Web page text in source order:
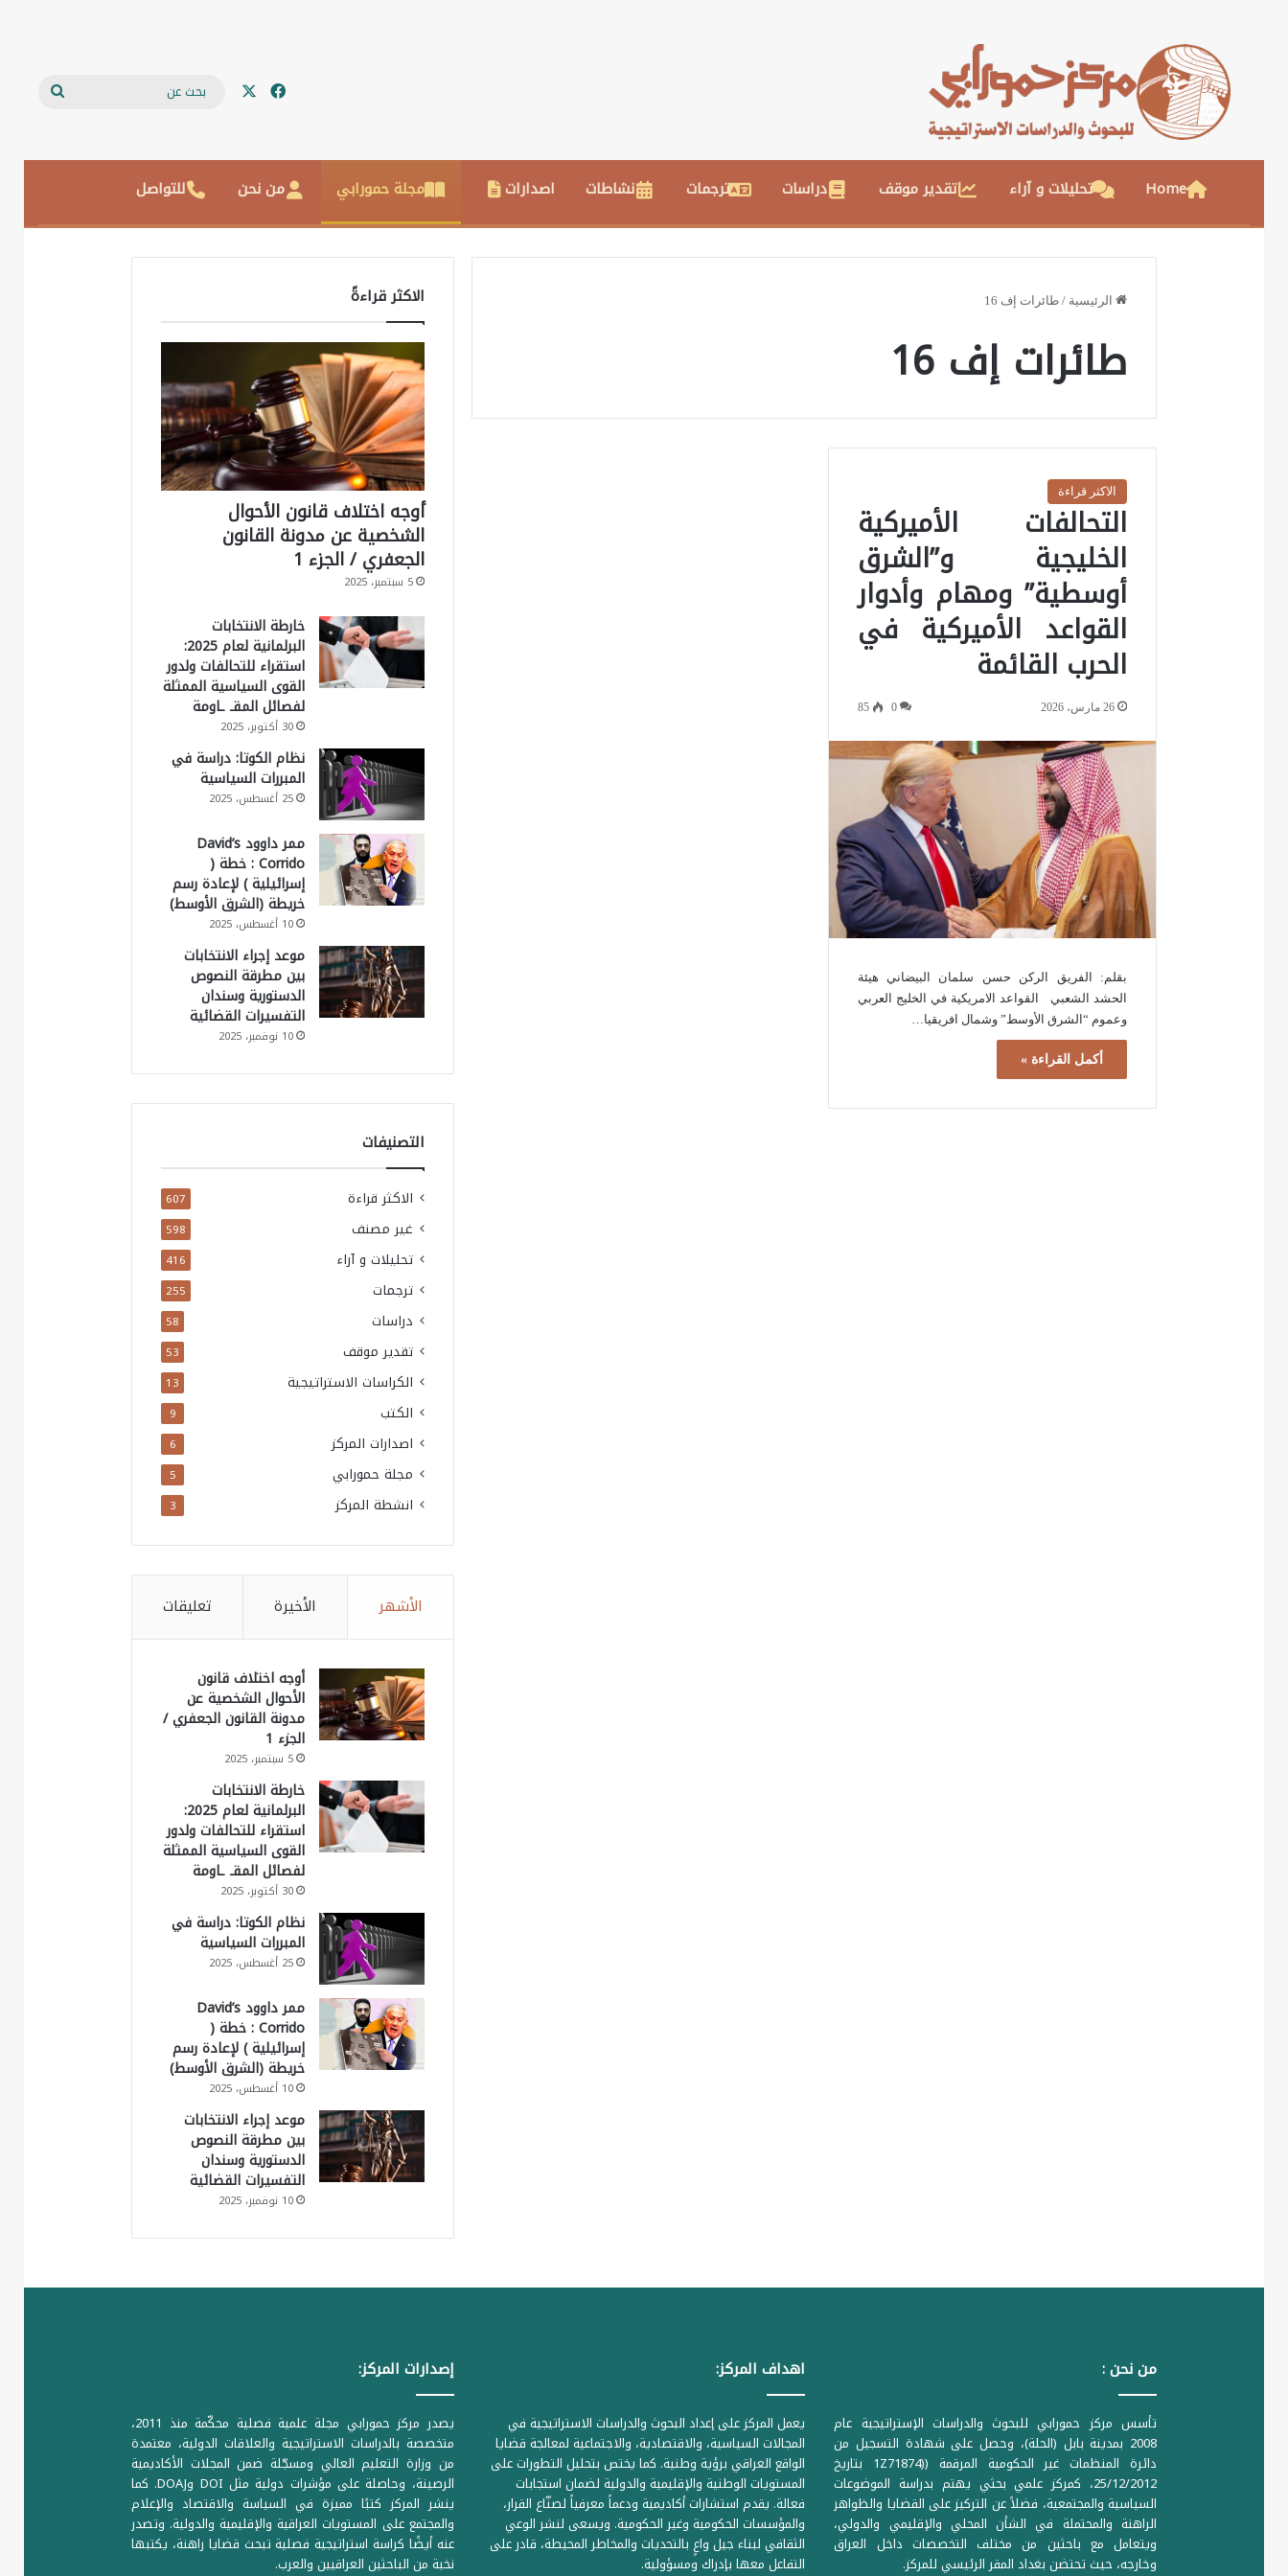
فيسبوك
Home تحليلات و آراء تقدير موقف دراسات ترجمات نشاطات اصدارات مجلة حمورابي من نحن للتواصل
الرئيسية / طائرات إف 16
طائرات إف 16
الاكثر قراءة
التحالفات الأميركية
الخليجية و”الشرق
أوسطية” ومهام وأدوار
القواعد الأميركية في
الحرب القائمة
26 مارس، 2026 0
85
بقلم: الفريق الركن حسن سلمان البيضاني هيئة
الحشد الشعبي القواعد الامريكية في الخليج العربي
وعموم “الشرق الأوسط” وشمال افريقيا…
أكمل القراءة »
الاكثر قراءةً
أوجه اختلاف قانون الأحوال
الشخصية عن مدونة القانون
الجعفري / الجزء 1
5 سبتمبر، 2025
خارطة الانتخابات
البرلمانية لعام 2025:
استقراء للتحالفات ولدور
القوى السياسية الممثلة
لفصائل المقـ ـاومة
30 أكتوبر، 2025
نظام الكوتا: دراسة في
المبررات السياسية
25 أغسطس، 2025
ممر داوود David’s
Corrido : خطة (
إسرائيلية ) لإعادة رسم
خريطة (الشرق الأوسط)
10 أغسطس، 2025
موعد إجراء الانتخابات
بين مطرقة النصوص
الدستورية وسندان
التفسيرات القضائية
10 نوفمبر، 2025
التصنيفات
الاكثر قراءة 607
غير مصنف 598
تحليلات و آراء 416
ترجمات 255
دراسات 58
تقدير موقف 53
الكراسات الاستراتيجية 13
الكتب 9
اصدارات المركز 6
مجلة حمورابي 5
انشطة المركز 3
الأشهر الأخيرة تعليقات
أوجه اختلاف قانون
الأحوال الشخصية عن
مدونة القانون الجعفري /
الجزء 1
5 سبتمبر، 2025
خارطة الانتخابات
البرلمانية لعام 2025:
استقراء للتحالفات ولدور
القوى السياسية الممثلة
لفصائل المقـ ـاومة
30 أكتوبر، 2025
نظام الكوتا: دراسة في
المبررات السياسية
25 أغسطس، 2025
ممر داوود David’s
Corrido : خطة (
إسرائيلية ) لإعادة رسم
خريطة (الشرق الأوسط)
10 أغسطس، 2025
موعد إجراء الانتخابات
بين مطرقة النصوص
الدستورية وسندان
التفسيرات القضائية
10 نوفمبر، 2025
من نحن :
تأسس مركز حمورابي للبحوث والدراسات الإستراتيجية عام
2008 بمدينة بابل (الحلة)، وحصل على شهادة التسجيل من
دائرة المنظمات غير الحكومية المرقمة ((1Z71874 بتاريخ
25/12/2012، كمركز علمي بحثي يهتم بدراسة الموضوعات
السياسية والمجتمعية، فضلاً عن التركيز على القضايا والظواهر
الراهنة والمحتملة في الشأن المحلي والإقليمي والدولي،
ويتعامل مع باحثين من مختلف التخصصات داخل العراق
وخارجه، حيث تحتضن بغداد المقر الرئيسي للمركز.
اهداف المركز:
يعمل المركز على إعداد البحوث والدراسات الاستراتيجية في
المجالات السياسية، والاقتصادية، والاجتماعية لمعالجة قضايا
الواقع العراقي برؤية وطنية. كما يختص بتحليل التطورات على
المستويات الوطنية والإقليمية والدولية لضمان استجابات
فعالة. يقدم استشارات أكاديمية ودعماً معرفياً لصنّاع القرار،
والمؤسسات الحكومية وغير الحكومية. ويسعى لنشر الوعي
الثقافي لبناء جيل واعٍ بالتحديات والمخاطر المحيطة، قادر على
التفاعل معها بإدراك ومسؤولية.
إصدارات المركز:
يصدر مركز حمورابي مجلة علمية فصلية محكّمة منذ 2011،
متخصصة بالدراسات الاستراتيجية والعلاقات الدولية، معتمدة
من وزارة التعليم العالي ومسجّلة ضمن المجلات الأكاديمية
الرصينة، وحاصلة على مؤشرات دولية مثل DOI وDOAJ. كما
ينشر المركز كتبًا مميزة في السياسة والاقتصاد والإعلام
والمجتمع على المستويات العراقية والإقليمية والدولية. وتصدر
عنه أيضًا كراسة استراتيجية فصلية تبحث قضايا راهنة، يكتبها
نخبة من الباحثين العراقيين والعرب.